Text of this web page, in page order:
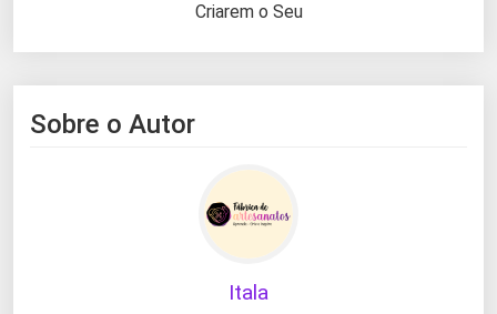
Criarem o Seu
Sobre o Autor
Itala